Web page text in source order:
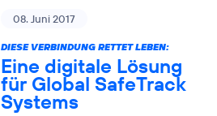
08. Juni 2017
DIESE VERBINDUNG RETTET LEBEN:
Eine digitale Lösung
für Global SafeTrack
Systems